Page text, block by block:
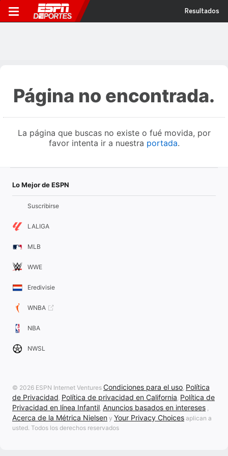
Resultados
Página no encontrada.
La página que buscas no existe o fué movida, por
favor intenta ir a nuestra portada.
Lo Mejor de ESPN
Suscribirse
LALIGA
MLB
WWE
Eredivisie
WNBA
NBA
NWSL
© 2026 ESPN Internet Ventures Condiciones para el uso, Política
de Privacidad, Política de privacidad en California, Política de
Privacidad en línea Infantil, Anuncios basados en intereses ,
Acerca de la Métrica Nielsen y Your Privacy Choices aplican a
usted. Todos los derechos reservados